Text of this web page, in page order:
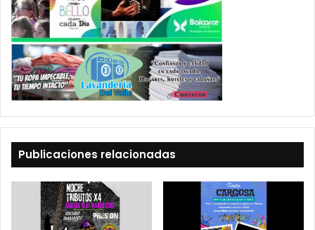
Publicaciones relacionadas